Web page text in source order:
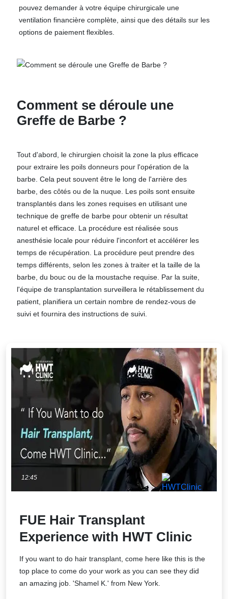
pouvez demander à votre équipe chirurgicale une
ventilation financière complète, ainsi que des détails sur les
options de paiement flexibles.
Comment se déroule une
Greffe de Barbe ?
Tout d'abord, le chirurgien choisit la zone la plus efficace
pour extraire les poils donneurs pour l'opération de la
barbe. Cela peut souvent être le long de l'arrière des
barbe, des côtés ou de la nuque. Les poils sont ensuite
transplantés dans les zones requises en utilisant une
technique de greffe de barbe pour obtenir un résultat
naturel et efficace. La procédure est réalisée sous
anesthésie locale pour réduire l'inconfort et accélérer les
temps de récupération. La procédure peut prendre des
temps différents, selon les zones à traiter et la taille de la
barbe, du bouc ou de la moustache requise. Par la suite,
l'équipe de transplantation surveillera le rétablissement du
patient, planifiera un certain nombre de rendez-vous de
suivi et fournira des instructions de suivi.
12:45
FUE Hair Transplant
Experience with HWT Clinic
If you want to do hair transplant, come here like this is the
top place to come do your work as you can see they did
an amazing job. 'Shamel K.' from New York.